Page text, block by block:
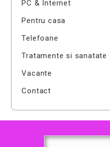
PC & Internet
Pentru casa
Telefoane
Tratamente si sanatate
Vacante
Contact